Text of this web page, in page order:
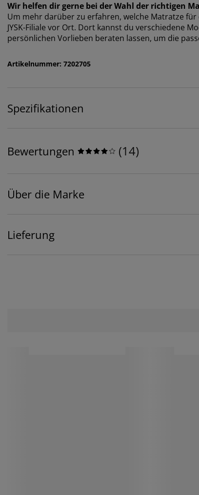
Wir helfen dir gerne bei der Wahl der richtigen
Um mehr darüber zu erfahren, welche Matratze
JYSK-Filiale vor Ort. Dort kannst du verschiedene
persönlichen Vorlieben beraten lassen, um die
Artikelnummer: 7202705
Spezifikationen
Bewertungen (14)
Über die Marke
Lieferung